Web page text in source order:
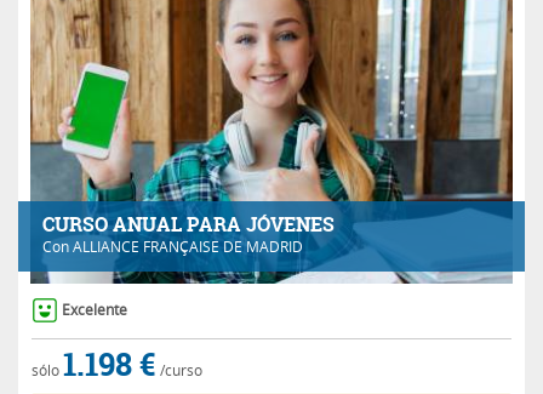
CURSO ANUAL PARA JÓVENES
ConALLIANCE FRANÇAISE DE MADRID
Excelente
sólo1.198 € /curso